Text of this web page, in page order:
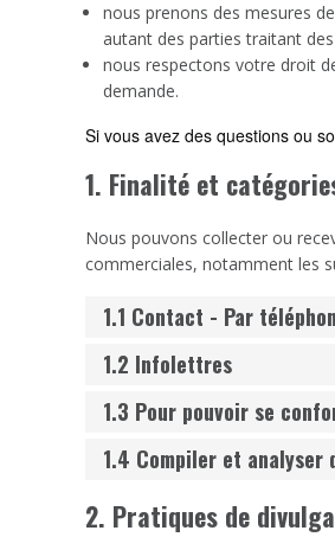
nous prenons des mesures
autant des parties traitant
nous respectons votre droit
demande.
Si vous avez des questions ou
1. Finalité et
Nous pouvons collecter ou
commerciales, notamment les
1.1 Contact - Par
1.2 Infolettres
1.3 Pour pouvoir se
1.4 Compiler et analyser
2. Pratiques de